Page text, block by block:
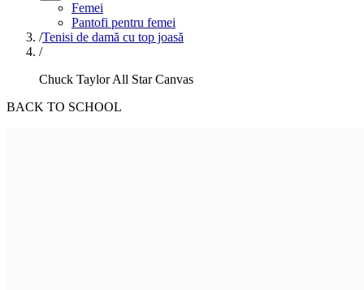
Femei
Pantofi pentru femei
/Tenisi de damă cu top joasă
/
Chuck Taylor All Star Canvas
BACK TO SCHOOL